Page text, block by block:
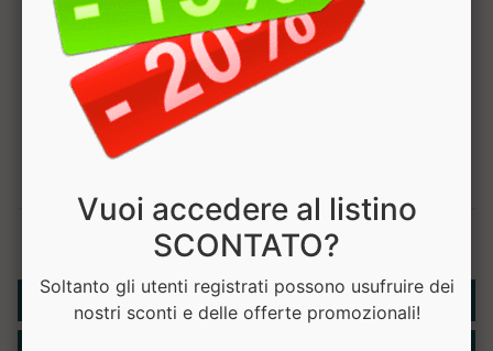
Rubriche
Vuoi accedere al listino
SCONTATO?
Soltanto gli utenti registrati possono usufruire dei
nostri sconti e delle offerte promozionali!